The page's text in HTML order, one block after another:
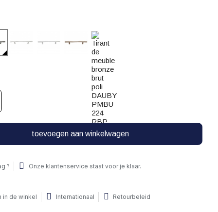
toevoegen aan winkelwagen
? Onze klantenservice staat voor je klaar.
in de winkel Internationaal Retourbeleid